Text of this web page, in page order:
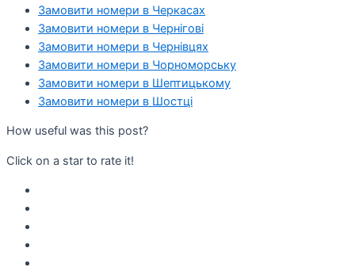
Замовити номери в Черкасах
Замовити номери в Чернігові
Замовити номери в Чернівцях
Замовити номери в Чорноморську
Замовити номери в Шептицькому
Замовити номери в Шостці
How useful was this post?
Click on a star to rate it!